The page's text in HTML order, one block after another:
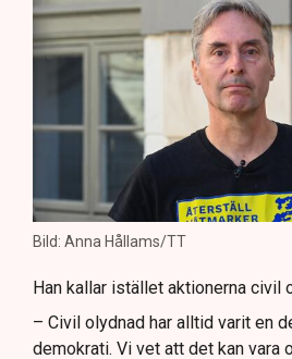
Bild: Anna Hållams/TT
Han kallar istället aktionerna civil
– Civil olydnad har alltid varit en
demokrati. Vi vet att det kan vara